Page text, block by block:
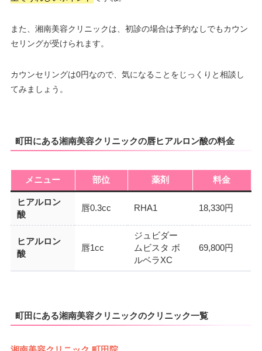
また、湘南美容クリニックは、初診の場合は予約なしでもカウン
セリングが受けられます。
カウンセリングは0円なので、気になることをじっくりと相談し
てみましょう。
町田にある湘南美容クリニックの唇ヒアルロン酸の料金
メニュー 部位 薬剤 料金
ヒアルロン
酸
唇0.3cc RHA1 18,330円
ヒアルロン
酸
唇1cc
ジュビダー
ムビスタ ボ
ルベラXC
69,800円
町田にある湘南美容クリニックのクリニック一覧